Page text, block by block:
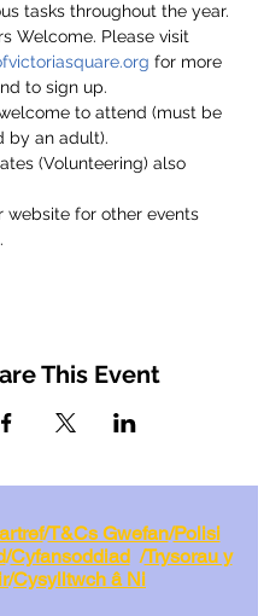
tasks throughout the year.
Welcome. Please visit
for more
to sign up.
to attend (must be
by an adult).
(Volunteering) also
website for other events
This Event
/T&Cs Gwefan/Polisi
/Cyfansoddiad/Trysorau y
/Cysylltwch â Ni